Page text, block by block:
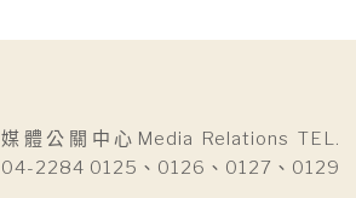
媒體公關中心Media Relations TEL.
04-2284 0125、0126、0127、0129